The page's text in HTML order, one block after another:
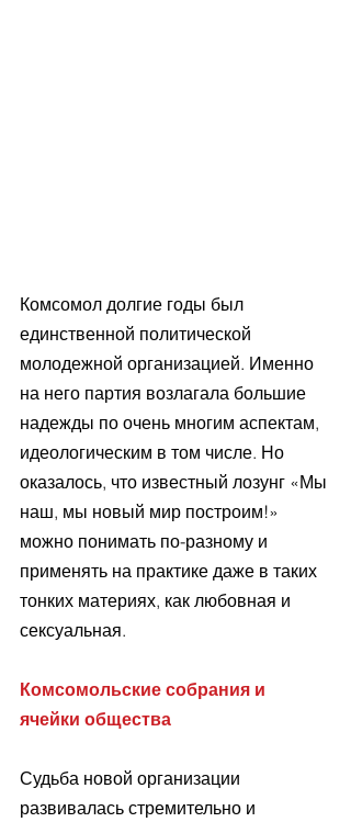
Комсомол долгие годы был
единственной политической
молодежной организацией. Именно
на него партия возлагала большие
надежды по очень многим аспектам,
идеологическим в том числе. Но
оказалось, что известный лозунг «Мы
наш, мы новый мир построим!»
можно понимать по-разному и
применять на практике даже в таких
тонких материях, как любовная и
сексуальная.
Комсомольские собрания и
ячейки общества
Судьба новой организации
развивалась стремительно и